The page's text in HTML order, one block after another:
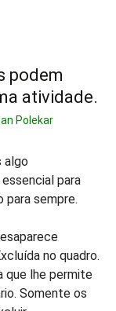
podem
atividade.
Polekar
algo
para
para sempre.
no quadro.
que lhe permite
Somente os